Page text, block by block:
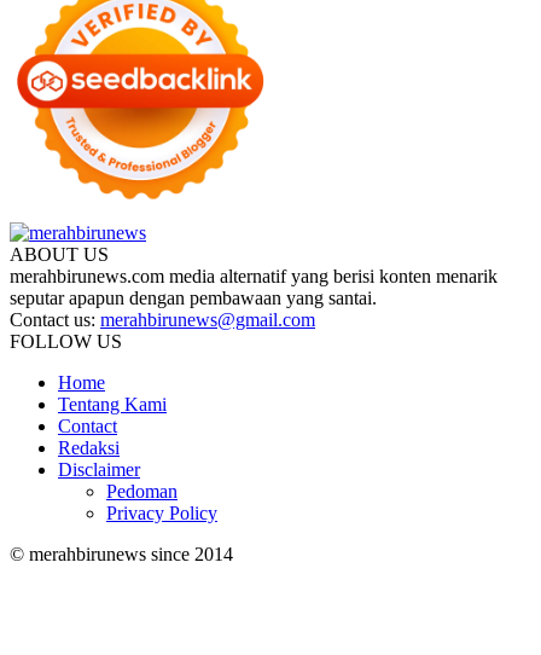
ABOUT US
merahbirunews.com media alternatif yang berisi konten menarik
seputar apapun dengan pembawaan yang santai.
Contact us: merahbirunews@gmail.com
FOLLOW US
Home
Tentang Kami
Contact
Redaksi
Disclaimer
Pedoman
Privacy Policy
© merahbirunews since 2014